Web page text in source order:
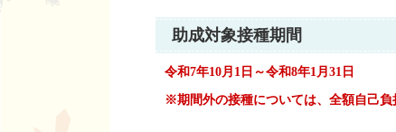
助成対象接種期間
令和7年10月1日～令和8年1月31日
※期間外の接種については、全額自己負